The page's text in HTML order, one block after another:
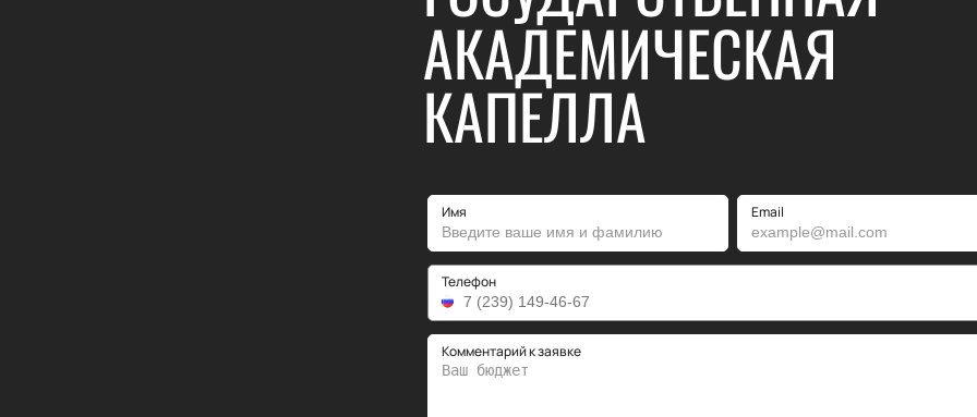
АКАДЕМИЧЕСКАЯ
КАПЕЛЛА
Имя Email
Телефон
Комментарий к заявке